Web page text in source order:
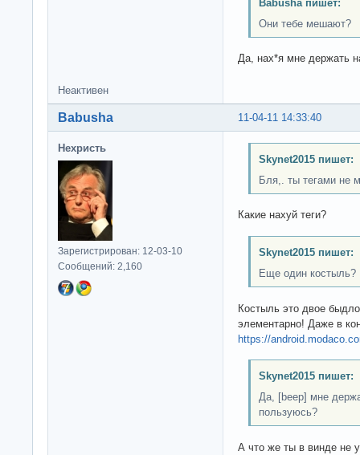
Babusha пишет:
Они тебе мешают?
Да, нах*я мне держать
Неактивен
11-04-11 14:33:40
Babusha
Нехристь
Зарегистрирован: 12-03-10
Сообщений: 2,160
Skynet2015 пишет:
Бля,. ты тегами не
Какие нахуй теги?
Skynet2015 пишет:
Еще один костыль?
Костыль это двое
элементарно! Даже в
https://
Skynet2015 пишет:
Да, [beep] мне
пользуюсь?
А что же ты в винде не